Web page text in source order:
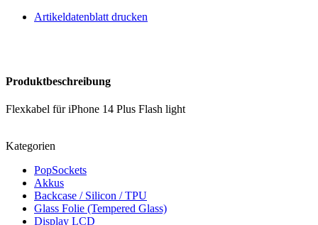
Artikeldatenblatt drucken
Produktbeschreibung
Flexkabel für iPhone 14 Plus Flash light
Kategorien
PopSockets
Akkus
Backcase / Silicon / TPU
Glass Folie (Tempered Glass)
Display LCD